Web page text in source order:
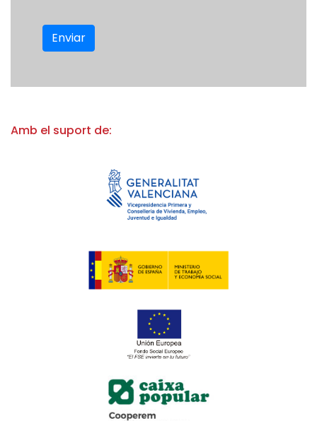
Enviar
Amb el suport de: